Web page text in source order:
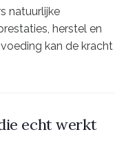
natuurlijke
herstel en
kan de kracht
echt werkt